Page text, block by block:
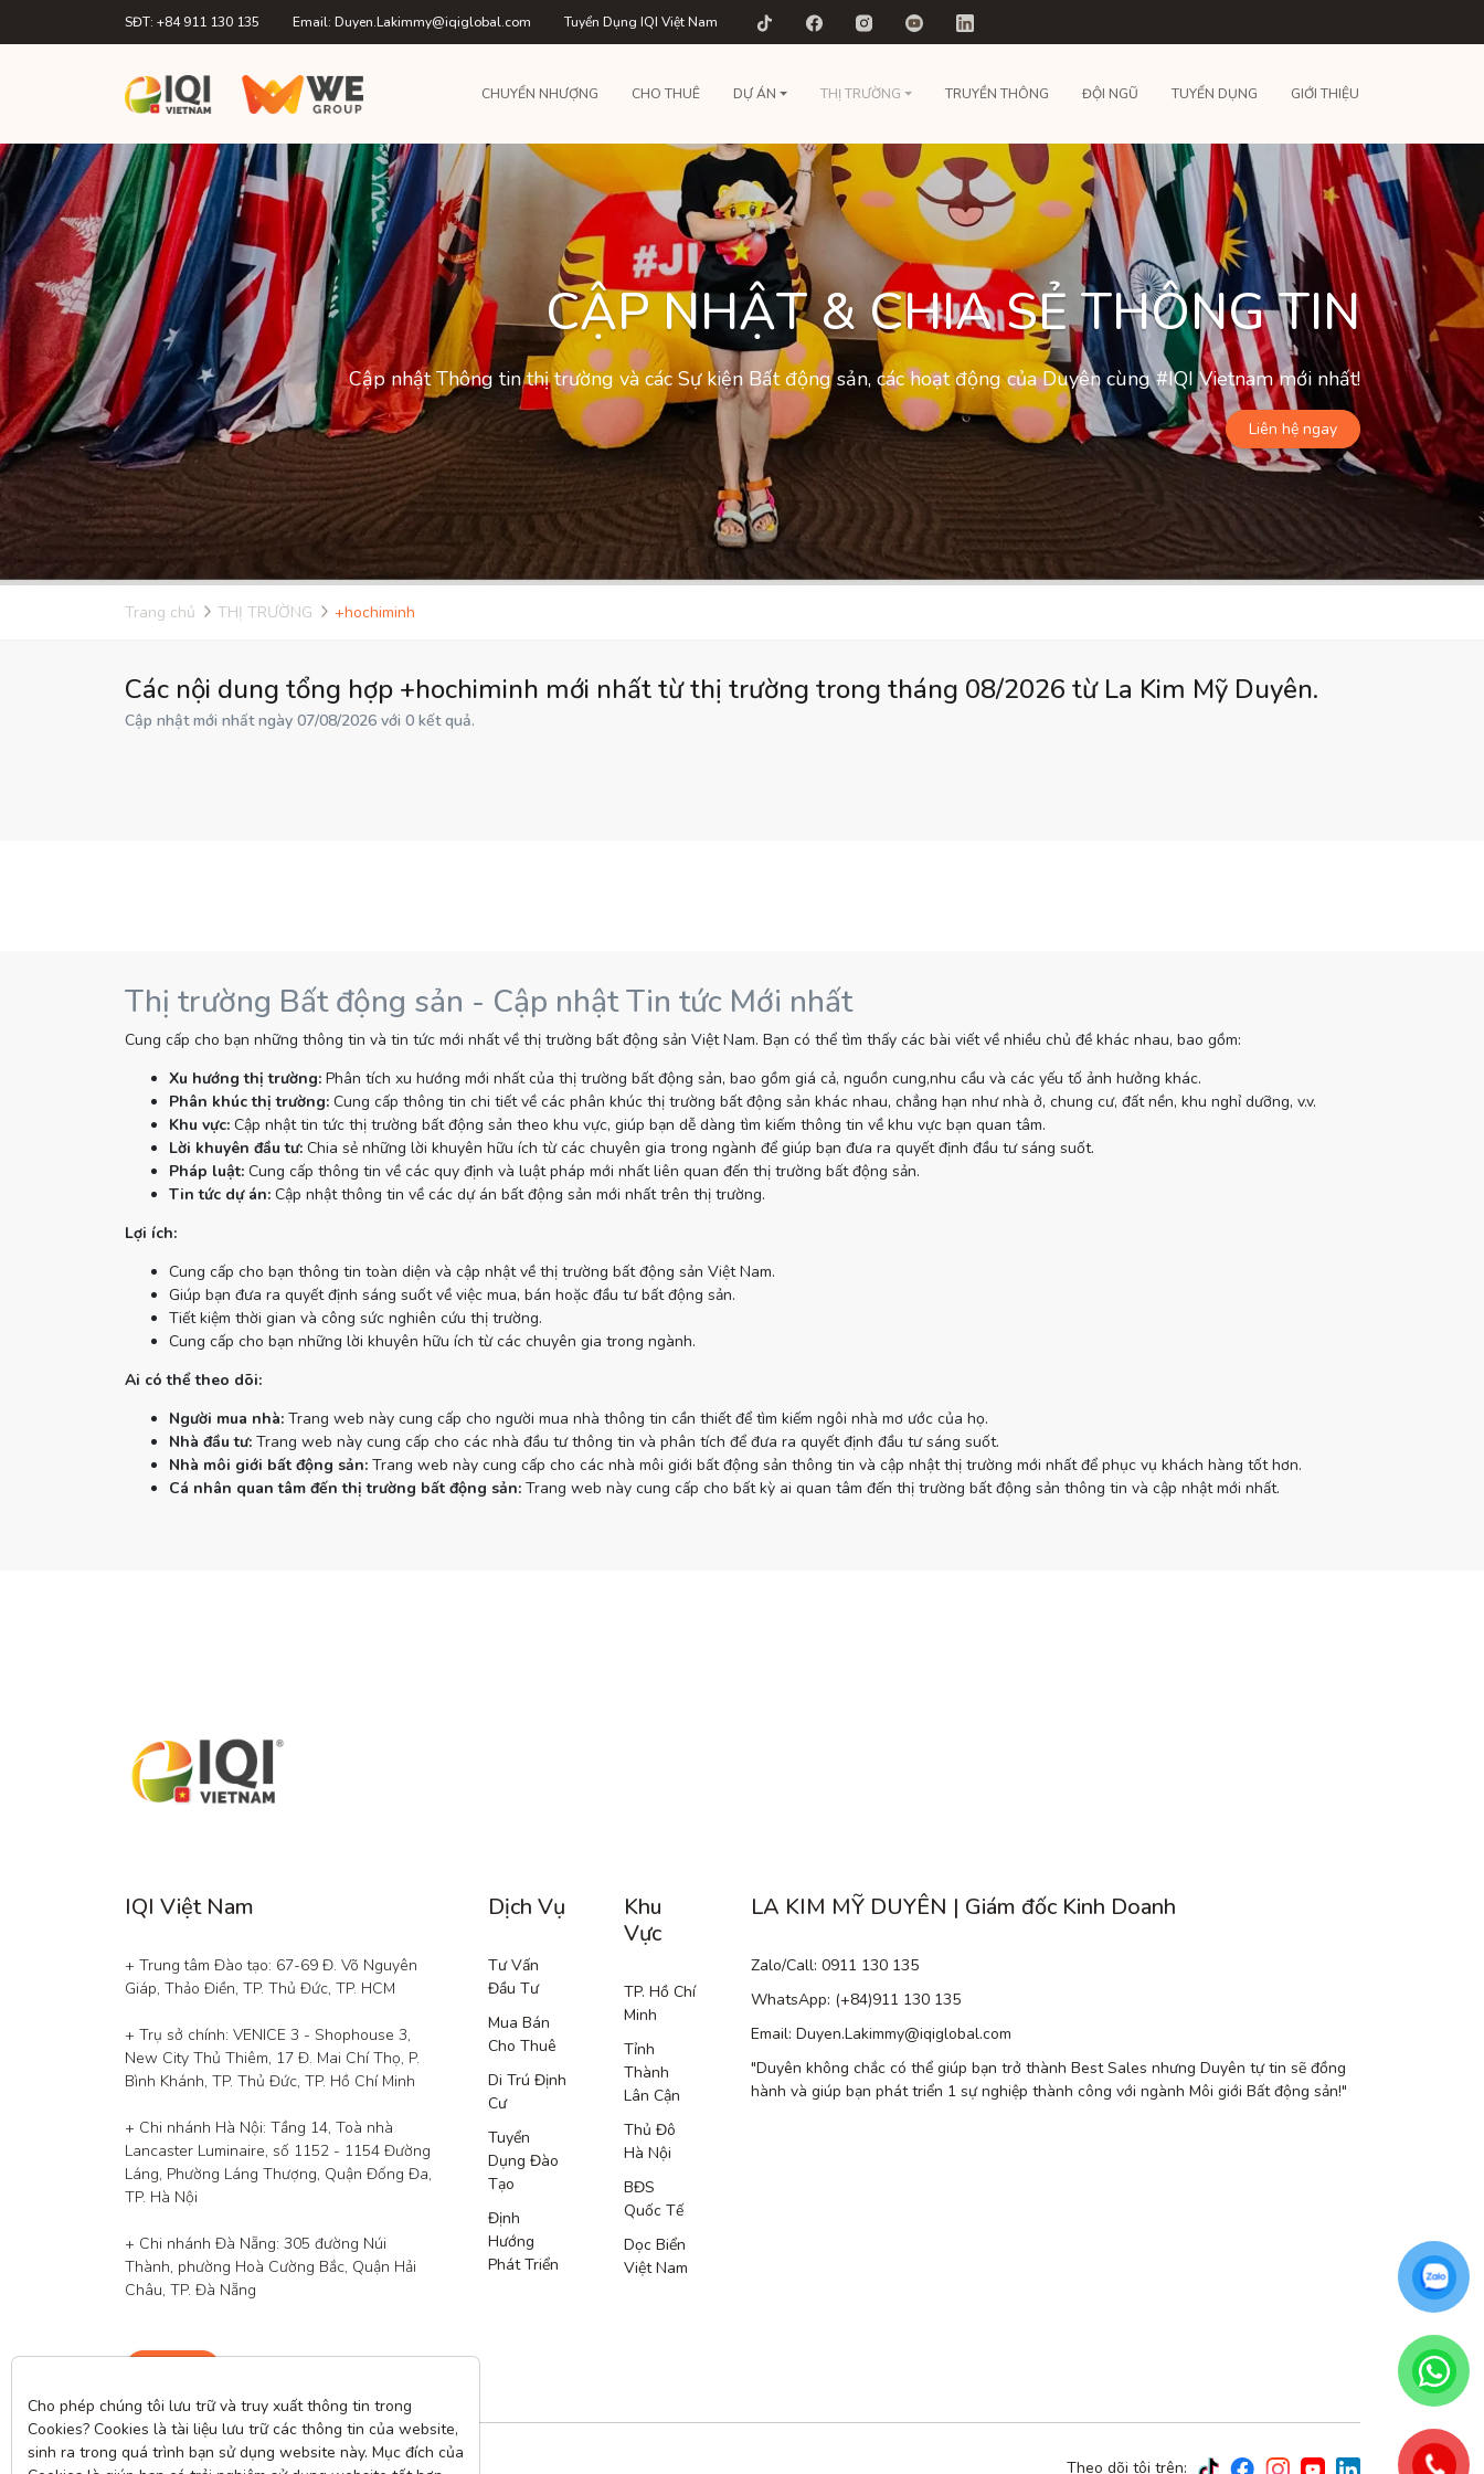
SĐT: +84 911 130 135 Email: Duyen.Lakimmy@iqiglobal.com Tuyển Dụng IQI Việt Nam
CHUYỂN NHƯỢNG CHO THUÊ DỰ ÁN THỊ TRƯỜNG TRUYỀN THÔNG ĐỘI NGŨ TUYỂN DỤNG GIỚI THIỆU
CẬP NHẬT & CHIA SẺ THÔNG TIN
Cập nhật Thông tin thị trường và các Sự kiện Bất động sản, các hoạt động của Duyên cùng #IQI Vietnam mới nhất!
Liên hệ ngay
Trang chủ THỊ TRƯỜNG +hochiminh
Các nội dung tổng hợp +hochiminh mới nhất từ thị trường trong tháng 08/2026 từ La Kim Mỹ Duyên.
Cập nhật mới nhất ngày 07/08/2026 với 0 kết quả.
Thị trường Bất động sản - Cập nhật Tin tức Mới nhất
Cung cấp cho bạn những thông tin và tin tức mới nhất về thị trường bất động sản Việt Nam. Bạn có thể tìm thấy các bài viết về nhiều chủ đề khác nhau, bao gồm:
Xu hướng thị trường:Phân tích xu hướng mới nhất của thị trường bất động sản, bao gồm giá cả, nguồn cung,nhu cầu và các yếu tố ảnh hưởng khác.
Phân khúc thị trường:Cung cấp thông tin chi tiết về các phân khúc thị trường bất động sản khác nhau, chẳng hạn như nhà ở, chung cư, đất nền, khu nghỉ dưỡng, v.v.
Khu vực:Cập nhật tin tức thị trường bất động sản theo khu vực, giúp bạn dễ dàng tìm kiếm thông tin về khu vực bạn quan tâm.
Lời khuyên đầu tư:Chia sẻ những lời khuyên hữu ích từ các chuyên gia trong ngành để giúp bạn đưa ra quyết định đầu tư sáng suốt.
Pháp luật:Cung cấp thông tin về các quy định và luật pháp mới nhất liên quan đến thị trường bất động sản.
Tin tức dự án:Cập nhật thông tin về các dự án bất động sản mới nhất trên thị trường.
Lợi ích:
Cung cấp cho bạn thông tin toàn diện và cập nhật về thị trường bất động sản Việt Nam.
Giúp bạn đưa ra quyết định sáng suốt về việc mua, bán hoặc đầu tư bất động sản.
Tiết kiệm thời gian và công sức nghiên cứu thị trường.
Cung cấp cho bạn những lời khuyên hữu ích từ các chuyên gia trong ngành.
Ai có thể theo dõi:
Người mua nhà:Trang web này cung cấp cho người mua nhà thông tin cần thiết để tìm kiếm ngôi nhà mơ ước của họ.
Nhà đầu tư:Trang web này cung cấp cho các nhà đầu tư thông tin và phân tích để đưa ra quyết định đầu tư sáng suốt.
Nhà môi giới bất động sản:Trang web này cung cấp cho các nhà môi giới bất động sản thông tin và cập nhật thị trường mới nhất để phục vụ khách hàng tốt hơn.
Cá nhân quan tâm đến thị trường bất động sản:Trang web này cung cấp cho bất kỳ ai quan tâm đến thị trường bất động sản thông tin và cập nhật mới nhất.
IQI Việt Nam
+ Trung tâm Đào tạo: 67-69 Đ. Võ Nguyên
Giáp, Thảo Điền, TP. Thủ Đức, TP. HCM
+ Trụ sở chính: VENICE 3 - Shophouse 3,
New City Thủ Thiêm, 17 Đ. Mai Chí Thọ, P.
Bình Khánh, TP. Thủ Đức, TP. Hồ Chí Minh
+ Chi nhánh Hà Nội: Tầng 14, Toà nhà
Lancaster Luminaire, số 1152 - 1154 Đường
Láng, Phường Láng Thượng, Quận Đống Đa,
TP. Hà Nội
+ Chi nhánh Đà Nẵng: 305 đường Núi
Thành, phường Hoà Cường Bắc, Quận Hải
Châu, TP. Đà Nẵng
Dịch Vụ
Tư Vấn
Đầu Tư
Mua Bán
Cho Thuê
Di Trú Định
Cư
Tuyển
Dụng Đào
Tạo
Định
Hướng
Phát Triển
Khu
Vực
TP. Hồ Chí
Minh
Tỉnh
Thành
Lân Cận
Thủ Đô
Hà Nội
BĐS
Quốc Tế
Dọc Biển
Việt Nam
LA KIM MỸ DUYÊN | Giám đốc Kinh Doanh
Zalo/Call: 0911 130 135
WhatsApp: (+84)911 130 135
Email: Duyen.Lakimmy@iqiglobal.com
"Duyên không chắc có thể giúp bạn trở thành Best Sales nhưng Duyên tự tin sẽ đồng
hành và giúp bạn phát triển 1 sự nghiệp thành công với ngành Môi giới Bất động sản!"
Theo dõi tôi trên:
Cho phép chúng tôi lưu trữ và truy xuất thông tin trong
Cookies? Cookies là tài liệu lưu trữ các thông tin của website,
sinh ra trong quá trình bạn sử dụng website này. Mục đích của